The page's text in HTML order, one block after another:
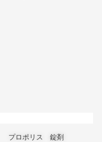
プロポリス 錠剤